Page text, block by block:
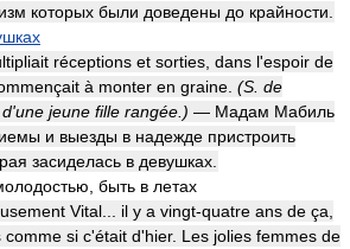
которых были доведены до крайности.
réceptions et sorties, dans l'espoir de
à monter en graine. (S. de
jeune fille rangée.) — Мадам Мабиль
и выезды в надежде пристроить
засиделась в девушках.
быть в летах
Vital... il y a vingt-quatre ans de ça,
si c'était d'hier. Les jolies femmes de